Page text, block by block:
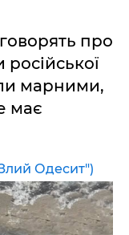
про
марними,
має
Одесит")